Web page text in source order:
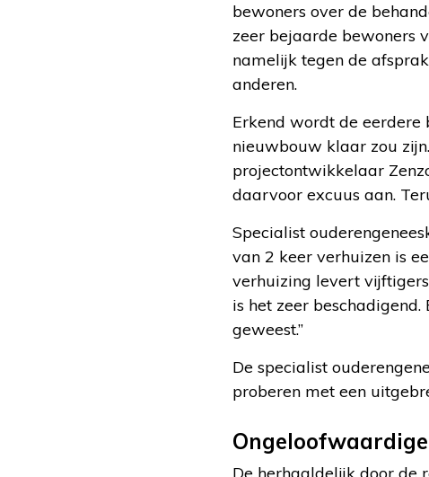
bewoners over de
zeer bejaarde bewoners
namelijk tegen de
anderen.
Erkend wordt de
nieuwbouw klaar zou
projectontwikkelaar
daarvoor excuus aan.
Specialist
van 2 keer verhuizen is
verhuizing levert
is het zeer
geweest.”
De specialist
proberen met een